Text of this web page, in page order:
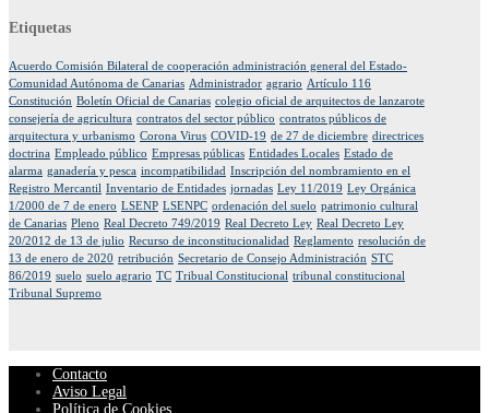
Etiquetas
Acuerdo Comisión Bilateral de cooperación administración general del Estado-
Comunidad Autónoma de Canarias Administrador agrario Artículo 116
Constitución Boletín Oficial de Canarias colegio oficial de arquitectos de lanzarote
consejería de agricultura contratos del sector público contratos públicos de
arquitectura y urbanismo Corona Virus COVID-19 de 27 de diciembre directrices
doctrina Empleado público Empresas públicas Entidades Locales Estado de
alarma ganadería y pesca incompatibilidad Inscripción del nombramiento en el
Registro Mercantil Inventario de Entidades jornadas Ley 11/2019 Ley Orgánica
1/2000 de 7 de enero LSENP LSENPC ordenación del suelo patrimonio cultural
de Canarias Pleno Real Decreto 749/2019 Real Decreto Ley Real Decreto Ley
20/2012 de 13 de julio Recurso de inconstitucionalidad Reglamento resolución de
13 de enero de 2020 retribución Secretario de Consejo Administración STC
86/2019 suelo suelo agrario TC Tribual Constitucional tribunal constitucional
Tribunal Supremo
Contacto
Aviso Legal
Política de Cookies